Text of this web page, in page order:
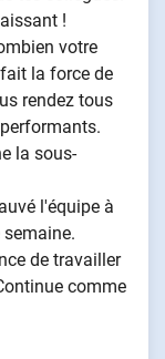
!
votre
la force de
rendez tous
la sous-
l'équipe à
de travailler
comme